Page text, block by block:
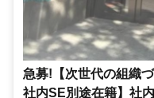
急募!【次世代の組織
社内SE別途在籍】社